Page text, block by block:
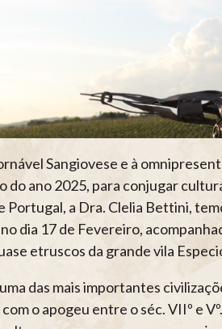
Sangiovese e à
ano 2025, para conjugar
Portugal, a Dra. Clelia Bettini,
dia 17 de Fevereiro,
etruscos da grande vila
das mais importantes
o apogeu entre o séc. VIIº e